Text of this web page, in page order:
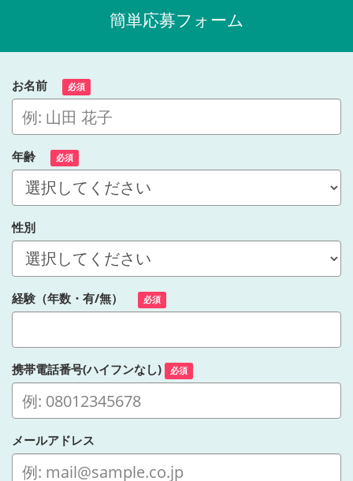
簡単応募フォーム
お名前 必須
年齢 必須
性別
経験（年数・有/無） 必須
携帯電話番号(ハイフンなし) 必須
メールアドレス